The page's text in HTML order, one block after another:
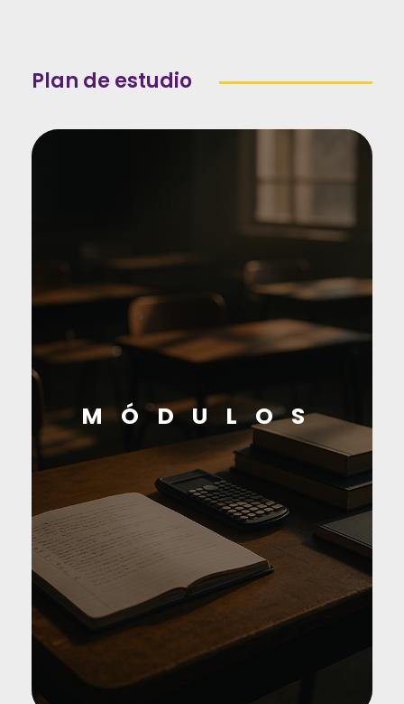
Plan de estudio
MÓDULOS
CARGUE Y DESCARGUE DE MERCANCÍA
RECIBIR MERCANCÍA
METODOLOGÍA DEL EMPRENDIMIENTO
ÉTICA Y VALORES INSTITUCIONALES
ALMACENAMIENTO DE LOS
PRODUCTOS
DESPACHAR LA MERCANCÍA
METODOLOGÍA DE ESTUDIO
TECNOLOGÍA DE LA INFORMACIÓN DE
LA COMUNICACIÓN